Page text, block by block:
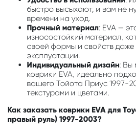
быстро высыхают, и вам не
времени на уход.
Прочный материал: EVA —
износостойкий материал,
своей формы и свойств даже
эксплуатации.
Индивидуальный дизайн: Вы
коврики EVA, идеально
вашего Тойота Приус 1997-
текстурами и цветами.
Как заказать коврики EVA для
правый руль) 1997-2003?